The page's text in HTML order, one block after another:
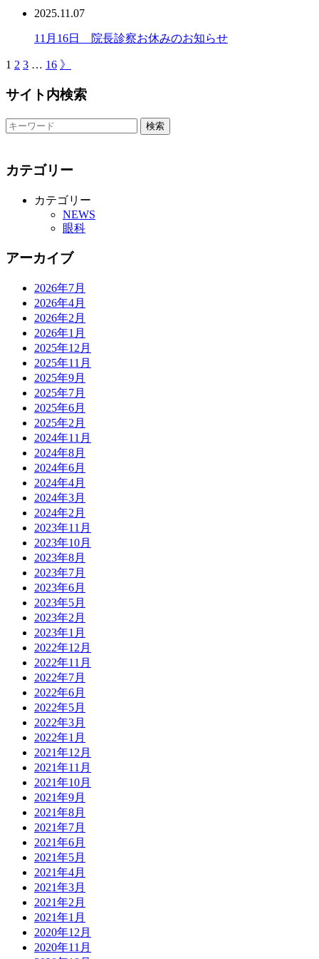
2025.11.07
11月16日 院長診察お休みのお知らせ
1 2 3 … 16 》
サイト内検索
カテゴリー
カテゴリー
NEWS
眼科
アーカイブ
2026年7月
2026年4月
2026年2月
2026年1月
2025年12月
2025年11月
2025年9月
2025年7月
2025年6月
2025年2月
2024年11月
2024年8月
2024年6月
2024年4月
2024年3月
2024年2月
2023年11月
2023年10月
2023年8月
2023年7月
2023年6月
2023年5月
2023年2月
2023年1月
2022年12月
2022年11月
2022年7月
2022年6月
2022年5月
2022年3月
2022年1月
2021年12月
2021年11月
2021年10月
2021年9月
2021年8月
2021年7月
2021年6月
2021年5月
2021年4月
2021年3月
2021年2月
2021年1月
2020年12月
2020年11月